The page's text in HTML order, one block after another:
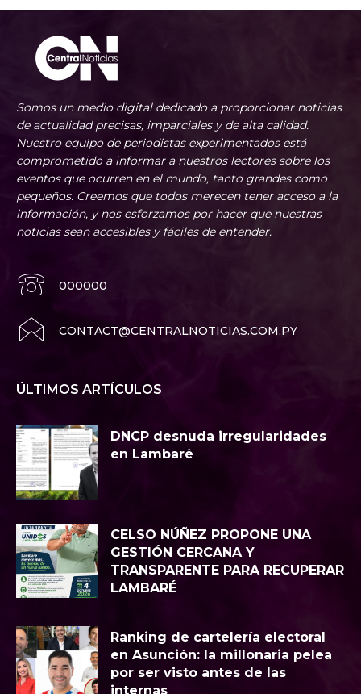
Somos un medio digital dedicado a proporcionar noticias
de actualidad precisas, imparciales y de alta calidad.
Nuestro equipo de periodistas experimentados está
comprometido a informar a nuestros lectores sobre los
eventos que ocurren en el mundo, tanto grandes como
pequeños. Creemos que todos merecen tener acceso a la
información, y nos esforzamos por hacer que nuestras
noticias sean accesibles y fáciles de entender.
000000
CONTACT@CENTRALNOTICIAS.COM.PY
ÚLTIMOS ARTÍCULOS
DNCP desnuda irregularidades
en Lambaré
CELSO NÚÑEZ PROPONE UNA
GESTIÓN CERCANA Y
TRANSPARENTE PARA RECUPERAR
LAMBARÉ
Ranking de cartelería electoral
en Asunción: la millonaria pelea
por ser visto antes de las
internas